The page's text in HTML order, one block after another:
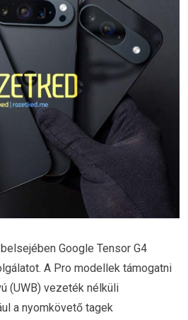
Google Tensor G4
A Pro modellek támogatni
(UWB) vezeték nélküli
a nyomkövető tagek